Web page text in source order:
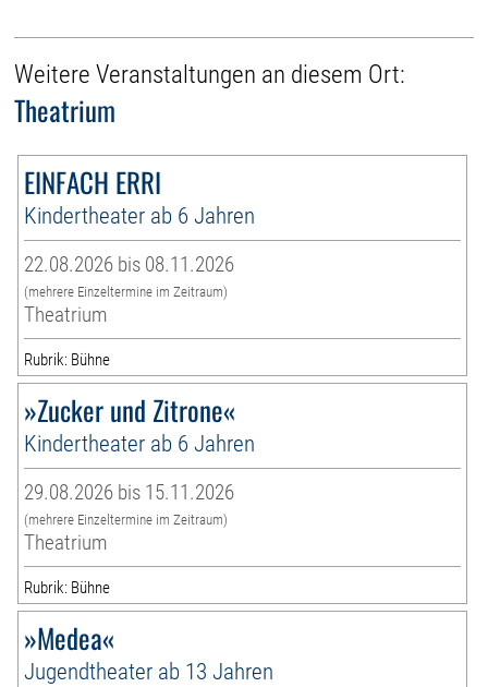
Weitere Veranstaltungen an diesem Ort:
Theatrium
EINFACH ERRI
Kindertheater ab 6 Jahren
22.08.2026 bis 08.11.2026
(mehrere Einzeltermine im Zeitraum)
Theatrium
Rubrik: Bühne
»Zucker und Zitrone«
Kindertheater ab 6 Jahren
29.08.2026 bis 15.11.2026
(mehrere Einzeltermine im Zeitraum)
Theatrium
Rubrik: Bühne
»Medea«
Jugendtheater ab 13 Jahren